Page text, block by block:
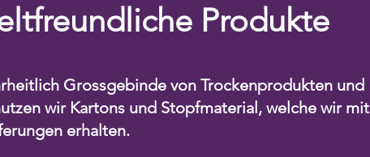
Produkte
Grossgebinde von Trockenprodukten und
wir Kartons und Stopfmaterial, welche wir mit
erhalten.